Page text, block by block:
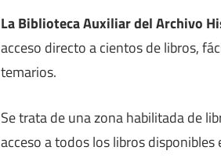
La Biblioteca Auxiliar del Archivo
acceso directo a cientos de libros,
temarios.
Se trata de una zona habilitada de
acceso a todos los libros